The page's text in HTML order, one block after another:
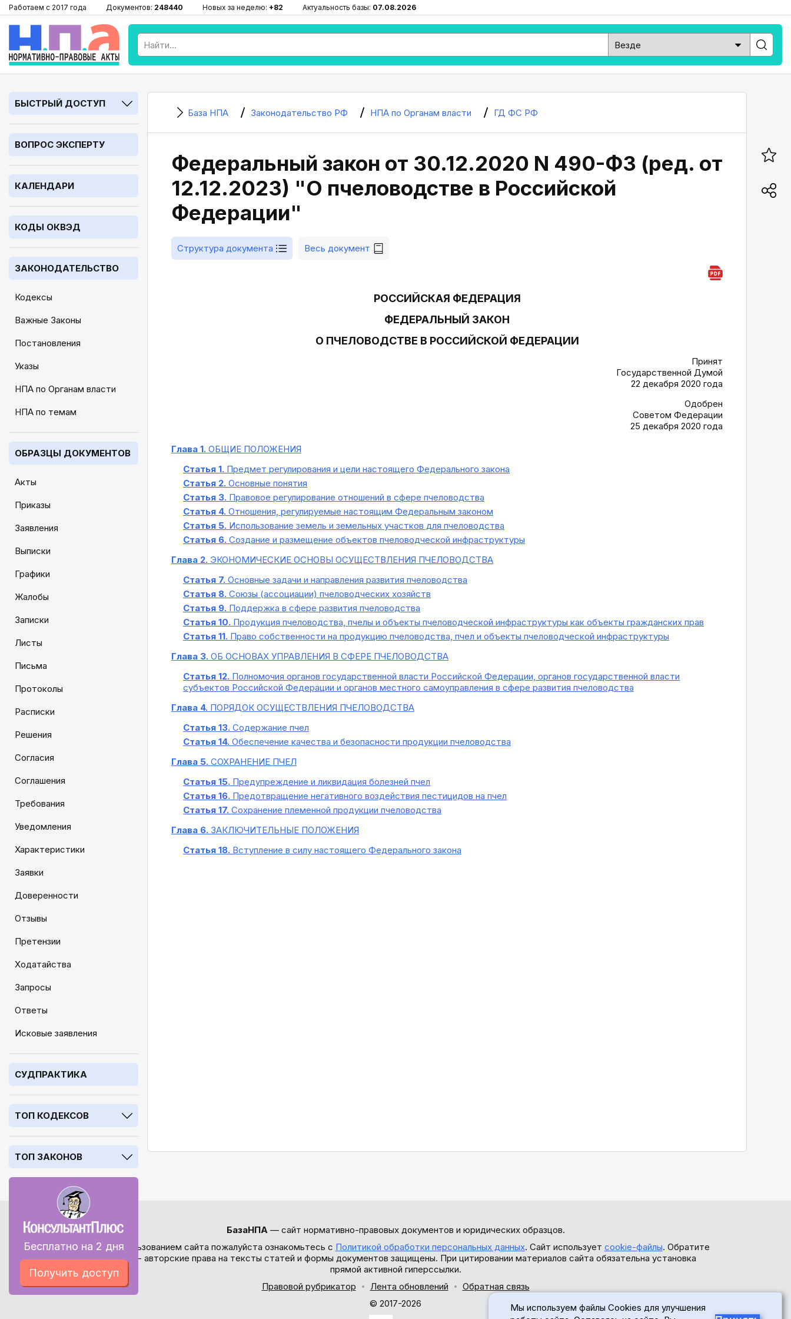
Работаем с 2017 года Документов: 248440 Новых за неделю: +82 Актуальность базы: 07.08.2026
БЫСТРЫЙ ДОСТУП
ВОПРОС ЭКСПЕРТУ
КАЛЕНДАРИ
КОДЫ ОКВЭД
ЗАКОНОДАТЕЛЬСТВО
Кодексы
Важные Законы
Постановления
Указы
НПА по Органам власти
НПА по темам
ОБРАЗЦЫ ДОКУМЕНТОВ
Акты
Приказы
Заявления
Выписки
Графики
Жалобы
Записки
Листы
Письма
Протоколы
Расписки
Решения
Согласия
Соглашения
Требования
Уведомления
Характеристики
Заявки
Доверенности
Отзывы
Претензии
Ходатайства
Запросы
Ответы
Исковые заявления
СУДПРАКТИКА
ТОП КОДЕКСОВ
ТОП ЗАКОНОВ
Бесплатно на 2 дня
Получить доступ
База НПА Законодательство РФ НПА по Органам власти ГД ФС РФ
Федеральный закон от 30.12.2020 N 490-ФЗ (ред. от
12.12.2023) "О пчеловодстве в Российской
Федерации"
Структура документа Весь документ
РОССИЙСКАЯ ФЕДЕРАЦИЯ
ФЕДЕРАЛЬНЫЙ ЗАКОН
О ПЧЕЛОВОДСТВЕ В РОССИЙСКОЙ ФЕДЕРАЦИИ
Принят
Государственной Думой
22 декабря 2020 года
Одобрен
Советом Федерации
25 декабря 2020 года
Глава 1. ОБЩИЕ ПОЛОЖЕНИЯ
Статья 1. Предмет регулирования и цели настоящего Федерального закона
Статья 2. Основные понятия
Статья 3. Правовое регулирование отношений в сфере пчеловодства
Статья 4. Отношения, регулируемые настоящим Федеральным законом
Статья 5. Использование земель и земельных участков для пчеловодства
Статья 6. Создание и размещение объектов пчеловодческой инфраструктуры
Глава 2. ЭКОНОМИЧЕСКИЕ ОСНОВЫ ОСУЩЕСТВЛЕНИЯ ПЧЕЛОВОДСТВА
Статья 7. Основные задачи и направления развития пчеловодства
Статья 8. Союзы (ассоциации) пчеловодческих хозяйств
Статья 9. Поддержка в сфере развития пчеловодства
Статья 10. Продукция пчеловодства, пчелы и объекты пчеловодческой инфраструктуры как объекты гражданских прав
Статья 11. Право собственности на продукцию пчеловодства, пчел и объекты пчеловодческой инфраструктуры
Глава 3. ОБ ОСНОВАХ УПРАВЛЕНИЯ В СФЕРЕ ПЧЕЛОВОДСТВА
Статья 12. Полномочия органов государственной власти Российской Федерации, органов государственной власти
субъектов Российской Федерации и органов местного самоуправления в сфере развития пчеловодства
Глава 4. ПОРЯДОК ОСУЩЕСТВЛЕНИЯ ПЧЕЛОВОДСТВА
Статья 13. Содержание пчел
Статья 14. Обеспечение качества и безопасности продукции пчеловодства
Глава 5. СОХРАНЕНИЕ ПЧЕЛ
Статья 15. Предупреждение и ликвидация болезней пчел
Статья 16. Предотвращение негативного воздействия пестицидов на пчел
Статья 17. Сохранение племенной продукции пчеловодства
Глава 6. ЗАКЛЮЧИТЕЛЬНЫЕ ПОЛОЖЕНИЯ
Статья 18. Вступление в силу настоящего Федерального закона
БазаНПА— сайт нормативно-правовых документов и юридических образцов.
Перед использованием сайта пожалуйста ознакомьтесь с Политикой обработки персональных данных. Сайт использует cookie-файлы. Обратите
внимание - авторские права на тексты статей и формы документов защищены. При цитировании материалов сайта обязательна установка
прямой активной гиперссылки.
Правовой рубрикатор
Лента обновлений
Обратная связь
© 2017-2026
Мы используем файлы Cookies для улучшения